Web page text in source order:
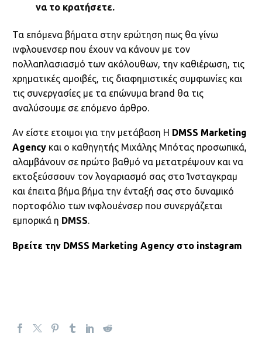
να το κρατήσετε.
Τα επόμενα βήματα στην ερώτηση πως θα γίνω
ινφλουενσερ που έχουν να κάνουν με τον
πολλαπλασιασμό των ακόλουθων, την καθιέρωση, τις
χρηματικές αμοιβές, τις διαφημιστικές συμφωνίες και
τις συνεργασίες με τα επώνυμα brand θα τις
αναλύσουμε σε επόμενο άρθρο.
Αν είστε ετοιμοι για την μετάβαση H DMSS Marketing
Agency και ο καθηγητής Μιχάλης Μπότας προσωπικά,
αλαμβάνουν σε πρώτο βαθμό να μετατρέψουν και να
εκτοξεύσσουν τον λογαριασμό σας στο Ίνσταγκραμ
και έπειτα βήμα βήμα την ένταξή σας στο δυναμικό
πορτοφόλιο των ινφλουένσερ που συνεργάζεται
εμπορικά η DMSS.
Βρείτε την DMSS Marketing Agency στο instagram